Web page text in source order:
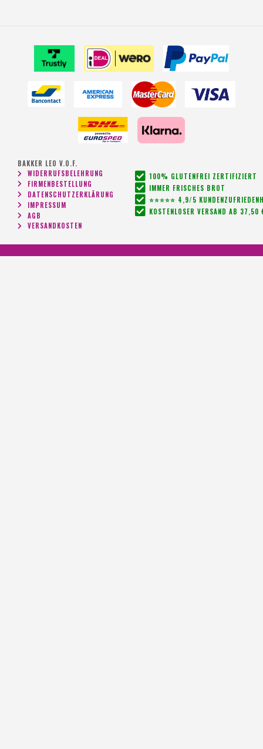
BAKKER LEO V.O.F.
WIDERRUFSBELEHRUNG
FIRMENBESTELLUNG
DATENSCHUTZERKLÄRUNG
IMPRESSUM
AGB
VERSANDKOSTEN
100% GLUTENFREI ZERTIFIZIERT
IMMER FRISCHES BROT
⭐⭐⭐⭐⭐ 4,9/5
KOSTENLOSER VERSAND AB 37,50